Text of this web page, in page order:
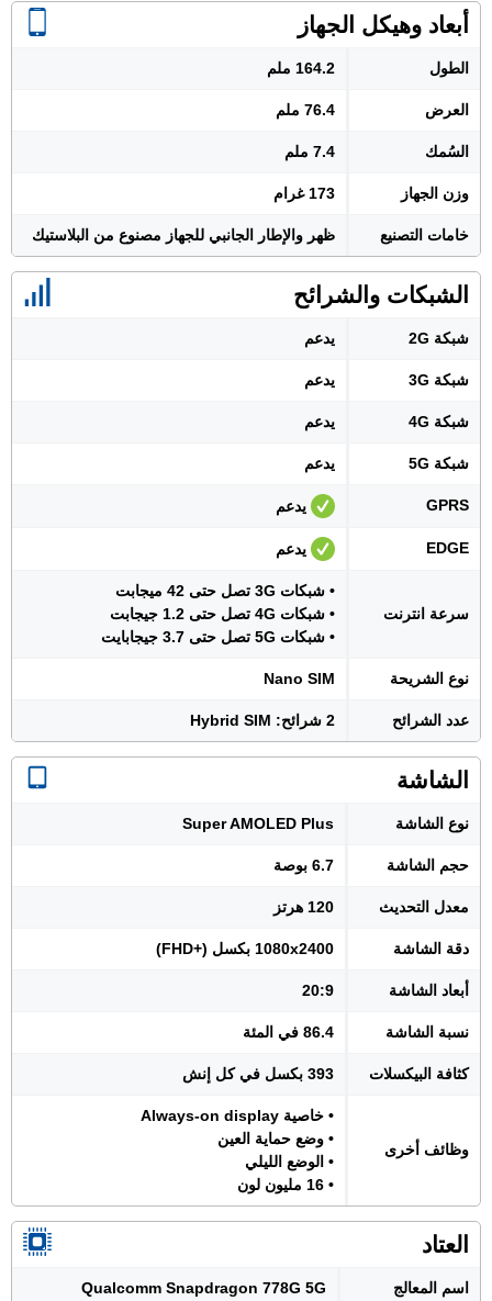
أبعاد وهيكل الجهاز
الطول 164.2 ملم
العرض 76.4 ملم
السُمك 7.4 ملم
وزن الجهاز 173 غرام
خامات التصنيع ظهر والإطار الجانبي للجهاز مصنوع من البلاستيك
الشبكات والشرائح
شبكة 2G يدعم
شبكة 3G يدعم
شبكة 4G يدعم
شبكة 5G يدعم
GPRS يدعم
EDGE يدعم
سرعة انترنت
• شبكات 3G تصل حتى 42 ميجابت
• شبكات 4G تصل حتى 1.2 جيجابت
• شبكات 5G تصل حتى 3.7 جيجابايت
نوع الشريحة Nano SIM
عدد الشرائح 2 شرائح: Hybrid SIM
الشاشة
نوع الشاشة Super AMOLED Plus
حجم الشاشة 6.7 بوصة
معدل التحديث 120 هرتز
دقة الشاشة 1080x2400 بكسل (+FHD)
أبعاد الشاشة 20:9
نسبة الشاشة 86.4 في المئة
كثافة البيكسلات 393 بكسل في كل إنش
وظائف أخرى
• خاصية Always-on display
• وضع حماية العين
• الوضع الليلي
• 16 مليون لون
العتاد
اسم المعالج Qualcomm Snapdragon 778G 5G